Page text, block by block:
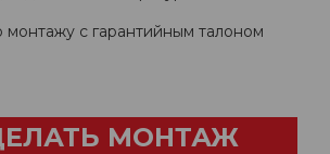
монтажу с гарантийным талоном
МОНТАЖ